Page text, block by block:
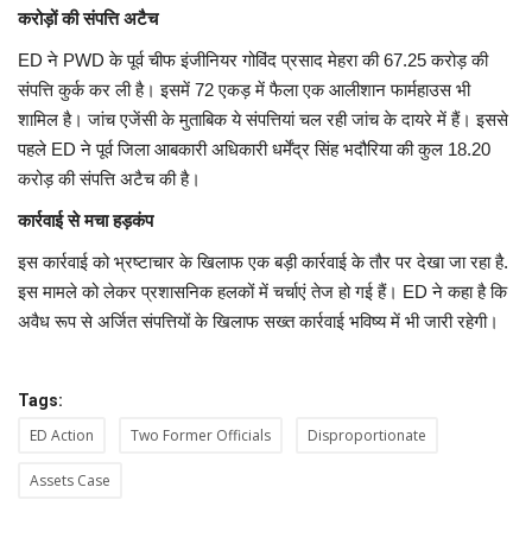
करोड़ों की संपत्ति अटैच
ED ने PWD के पूर्व चीफ इंजीनियर गोविंद प्रसाद मेहरा की 67.25 करोड़ की
संपत्ति कुर्क कर ली है। इसमें 72 एकड़ में फैला एक आलीशान फार्महाउस भी
शामिल है। जांच एजेंसी के मुताबिक ये संपत्तियां चल रही जांच के दायरे में हैं। इससे
पहले ED ने पूर्व जिला आबकारी अधिकारी धर्मेंद्र सिंह भदौरिया की कुल 18.20
करोड़ की संपत्ति अटैच की है।
कार्रवाई से मचा हड़कंप
इस कार्रवाई को भ्रष्टाचार के खिलाफ एक बड़ी कार्रवाई के तौर पर देखा जा रहा है.
इस मामले को लेकर प्रशासनिक हलकों में चर्चाएं तेज हो गई हैं। ED ने कहा है कि
अवैध रूप से अर्जित संपत्तियों के खिलाफ सख्त कार्रवाई भविष्य में भी जारी रहेगी।
Tags:
ED Action Two Former Officials Disproportionate
Assets Case